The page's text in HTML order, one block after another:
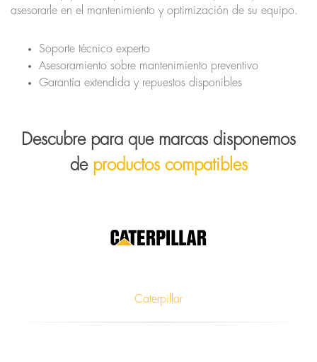
asesorarle en el mantenimiento y optimización de su equipo.
Soporte técnico experto
Asesoramiento sobre mantenimiento preventivo
Garantía extendida y repuestos disponibles
Descubre para que marcas disponemos
de productos compatibles
Caterpillar